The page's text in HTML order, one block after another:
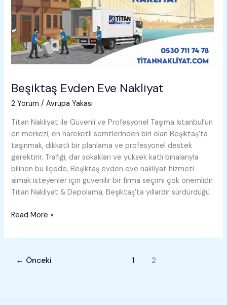
Beşiktaş Evden Eve Nakliyat
2 Yorum /Avrupa Yakası
Titan Nakliyat ile Güvenli ve Profesyonel Taşıma İstanbul’un
en merkezi, en hareketli semtlerinden biri olan Beşiktaş’ta
taşınmak, dikkatli bir planlama ve profesyonel destek
gerektirir. Trafiği, dar sokakları ve yüksek katlı binalarıyla
bilinen bu ilçede, Beşiktaş evden eve nakliyat hizmeti
almak isteyenler için güvenilir bir firma seçimi çok önemlidir.
Titan Nakliyat & Depolama, Beşiktaş’ta yıllardır sürdürdüğü
Beşiktaş
Eve
Read More »
← Önceki 1 2